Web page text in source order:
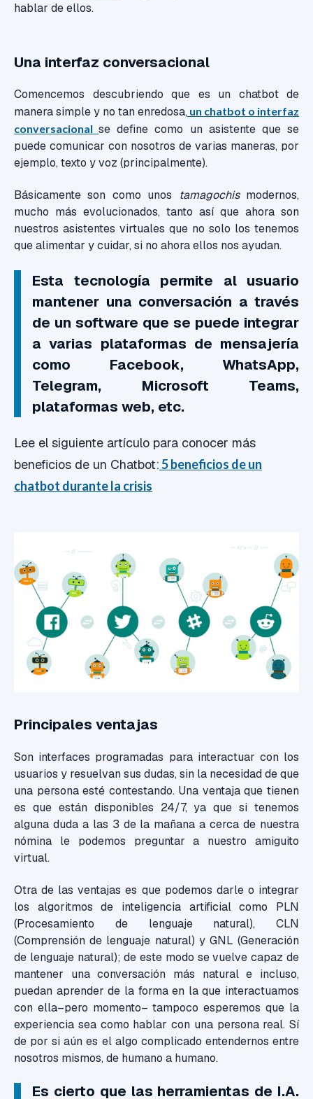
hablar de ellos.
Una interfaz conversacional
Comencemos descubriendo que es un chatbot de
manera simple y no tan enredosa, un chatbot o interfaz
conversacionalse define como un asistente que se
puede comunicar con nosotros de varias maneras, por
ejemplo, texto y voz (principalmente).
Básicamente son como unos tamagochismodernos,
mucho más evolucionados, tanto así que ahora son
nuestros asistentes virtuales que no solo los tenemos
que alimentar y cuidar, si no ahora ellos nos ayudan.
Esta tecnología permite al usuario
mantener una conversación a través
de un software que se puede integrar
a varias plataformas de mensajería
como Facebook, WhatsApp,
Telegram, Microsoft Teams,
plataformas web, etc.
Lee el siguiente artículo para conocer más
beneficios de un Chatbot:5 beneficios de un
chatbot durante la crisis
Principales ventajas
Son interfaces programadas para interactuar con los
usuarios y resuelvan sus dudas, sin la necesidad de que
una persona esté contestando. Una ventaja que tienen
es que están disponibles 24/7, ya que si tenemos
alguna duda a las 3 de la mañana a cerca de nuestra
nómina le podemos preguntar a nuestro amiguito
virtual.
Otra de las ventajas es que podemos darle o integrar
los algoritmos de inteligencia artificial como PLN
(Procesamiento de lenguaje natural), CLN
(Comprensión de lenguaje natural) y GNL (Generación
de lenguaje natural); de este modo se vuelve capaz de
mantener una conversación más natural e incluso,
puedan aprender de la forma en la que interactuamos
con ella–pero momento– tampoco esperemos que la
experiencia sea como hablar con una persona real. Sí
de por si aún es el algo complicado entendernos entre
nosotros mismos, de humano a humano.
Es cierto que las herramientas de I.A.